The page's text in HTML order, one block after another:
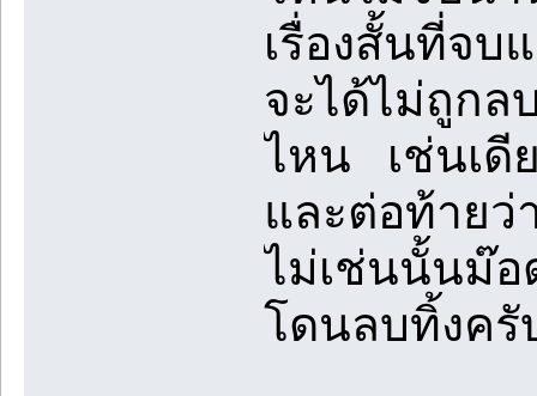
เรื่องสั้นที่จบ
จะได้ไม่ถูกล
ไหน เช่นเดี
และต่อท้ายว่
ไม่เช่นนั้นม๊อ
โดนลบทิ้งครั